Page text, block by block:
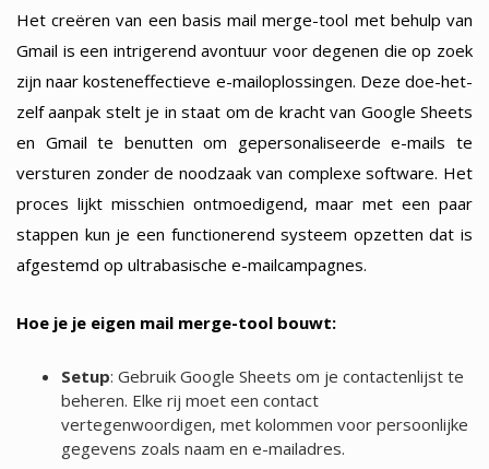
Het creëren van een basis mail merge-tool met behulp van
Gmail is een intrigerend avontuur voor degenen die op zoek
zijn naar kosteneffectieve e-mailoplossingen. Deze doe-het-
zelf aanpak stelt je in staat om de kracht van Google Sheets
en Gmail te benutten om gepersonaliseerde e-mails te
versturen zonder de noodzaak van complexe software. Het
proces lijkt misschien ontmoedigend, maar met een paar
stappen kun je een functionerend systeem opzetten dat is
afgestemd op ultrabasische e-mailcampagnes.
Hoe je je eigen mail merge-tool bouwt:
Setup: Gebruik Google Sheets om je contactenlijst te
beheren. Elke rij moet een contact
vertegenwoordigen, met kolommen voor persoonlijke
gegevens zoals naam en e-mailadres.